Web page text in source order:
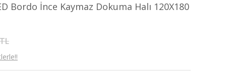
Bordo İnce Kaymaz Dokuma Halı 120X180